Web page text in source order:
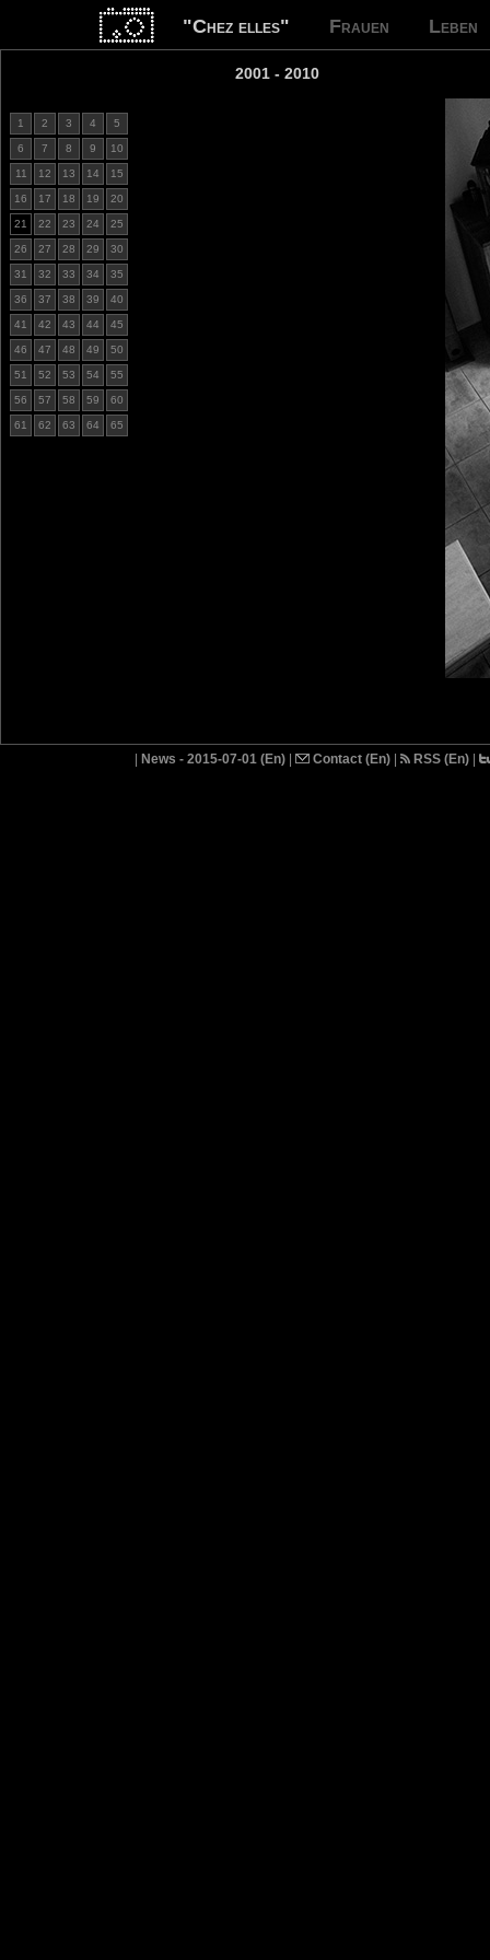
"Chez elles" Frauen Leben
2001 - 2010
1 2 3 4 5
6 7 8 9 10
11 12 13 14 15
16 17 18 19 20
21 22 23 24 25
26 27 28 29 30
31 32 33 34 35
36 37 38 39 40
41 42 43 44 45
46 47 48 49 50
51 52 53 54 55
56 57 58 59 60
61 62 63 64 65
News - 2015-07-01 (En) Contact (En) RSS (En)